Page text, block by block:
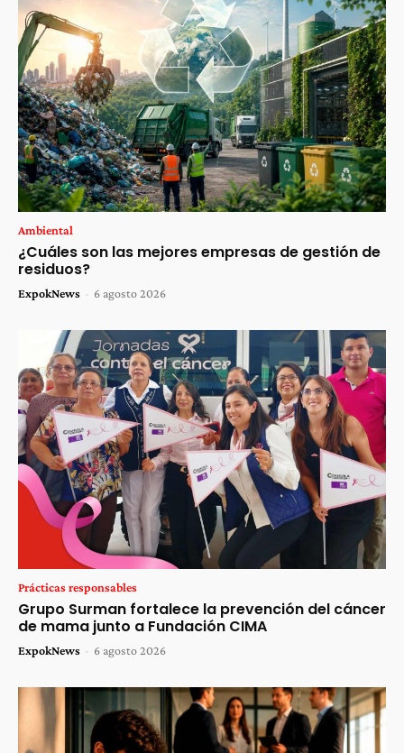
Ambiental
¿Cuáles son las mejores empresas de gestión de
residuos?
ExpokNews - 6 agosto 2026
Prácticas responsables
Grupo Surman fortalece la prevención del cáncer
de mama junto a Fundación CIMA
ExpokNews - 6 agosto 2026